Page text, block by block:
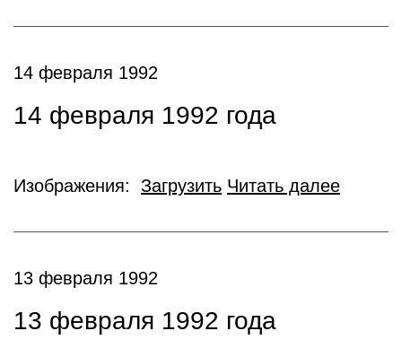
14 февраля 1992
14 февраля 1992 года
Изображения: Загрузить Читать далее
13 февраля 1992
13 февраля 1992 года